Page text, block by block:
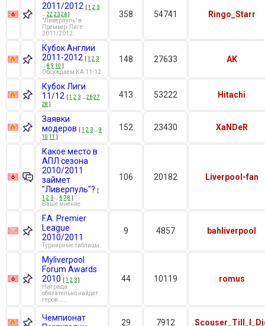
2011/2012 [1 2 3
…22 23 24]
"Ливерпуль" в
Премьер-Лиге
2011/2012.
358 54741 Ringo_Starr
Кубок Англии
2011-2012 [1 2 3
…8 9 10 ]
Обсуждаем КА 11-12
148 27633 AK
Кубок Лиги
11/12 [1 2 3 …26 27
28 ]
413 53222 Hitachi
Заявки
модеров [1 2 3 …9
10 11 ]
152 23430 XaNDeR
Какое место в
АПЛ сезона
2010/2011
займет
"Ливерпуль"? [
1 2 3 6 7 8 ]
Ваше мнение
106 20182 Liverpool-fan
F.A. Premier
League
2010/2011
Турнирные таблицы
9 4857 bahliverpool
Myliverpool
Forum Awards
2010 [1 2 3]
Награда
обязательно найдет
героя.....
44 10119 romus
Чемпионат
29 7912